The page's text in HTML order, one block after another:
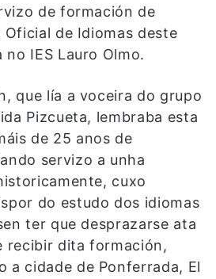
de formación de
de Idiomas deste
IES Lauro Olmo.
que lía a voceira do grupo
Pizcueta, lembraba esta
de 25 anos de
servizo a unha
cuxo
do estudo dos idiomas
ter que desprazarse ata
recibir dita formación,
a cidade de Ponferrada, El